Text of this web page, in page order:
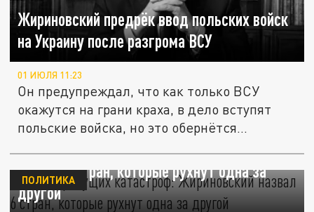
Жириновский предрёк ввод польских войск
на Украину после разгрома ВСУ
01 ИЮЛЯ 11:23
Он предупреждал, что как только ВСУ
окажутся на грани краха, в дело вступят
польские войска, но это обернётся...
Карта грядущих катастроф: Жириновский
назвал 6 стран, которые рухнут одна за
другой
ПОЛИТИКА